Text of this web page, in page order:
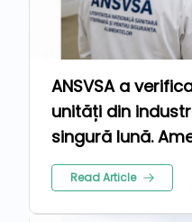
ANSVSA a
unități din
singură lună.
milioane de lei
Read Article